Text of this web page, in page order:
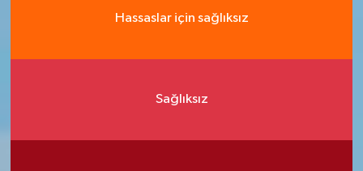
Hassaslar için sağlıksız
Sağlıksız